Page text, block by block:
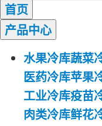
首页
产品中心
水果冷库蔬菜
医药冷库苹果
工业冷库疫苗
肉类冷库鲜花